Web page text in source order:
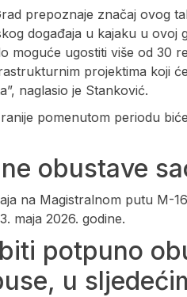
prepoznaje značaj ovog
događaja u kajaku u
moguće ugostiti više od 30
projektima koji
naglasio je Stanković.
pomenutom periodu
obustave
na Magistralnom putu M-
maja 2026. godine.
potpuno
u